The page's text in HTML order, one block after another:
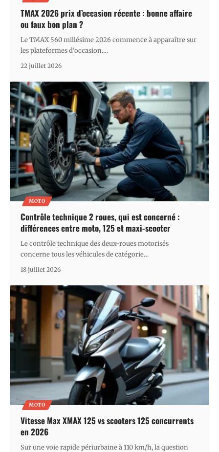
TMAX 2026 prix d’occasion récente : bonne affaire
ou faux bon plan ?
Le TMAX 560 millésime 2026 commence à apparaître sur
les plateformes d'occasion.…
22 juillet 2026
MOTO
Contrôle technique 2 roues, qui est concerné :
différences entre moto, 125 et maxi-scooter
Le contrôle technique des deux-roues motorisés
concerne tous les véhicules de catégorie…
18 juillet 2026
MOTO
Vitesse Max XMAX 125 vs scooters 125 concurrents
en 2026
Sur une voie rapide périurbaine à 110 km/h, la question